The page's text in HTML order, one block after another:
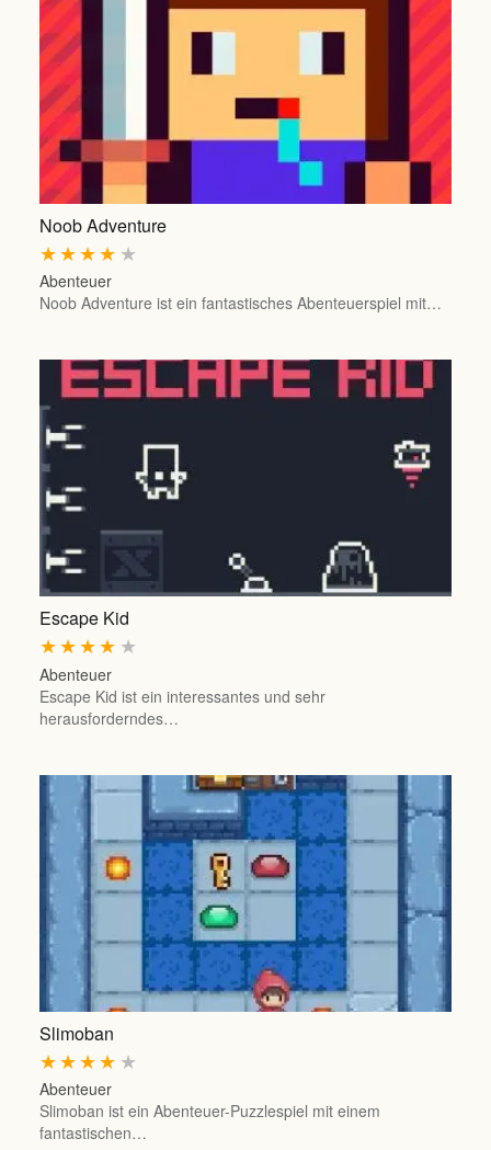
Noob Adventure
★
★
★
★
★
Abenteuer
Noob Adventure ist ein fantastisches Abenteuerspiel mit…
Escape Kid
★
★
★
★
★
Abenteuer
Escape Kid ist ein interessantes und sehr
herausforderndes…
Slimoban
★
★
★
★
★
Abenteuer
Slimoban ist ein Abenteuer-Puzzlespiel mit einem
fantastischen…